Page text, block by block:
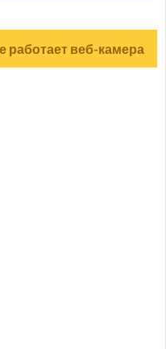
работает веб-камера